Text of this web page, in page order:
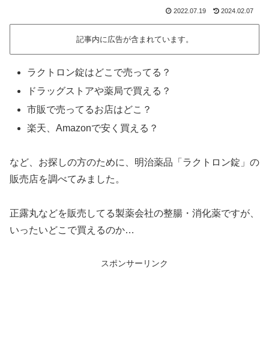
2022.07.19 2024.02.07
記事内に広告が含まれています。
ラクトロン錠はどこで売ってる？
ドラッグストアや薬局で買える？
市販で売ってるお店はどこ？
楽天、Amazonで安く買える？
など、お探しの方のために、明治薬品「ラクトロン錠」の
販売店を調べてみました。
正露丸などを販売してる製薬会社の整腸・消化薬ですが、
いったいどこで買えるのか…
スポンサーリンク